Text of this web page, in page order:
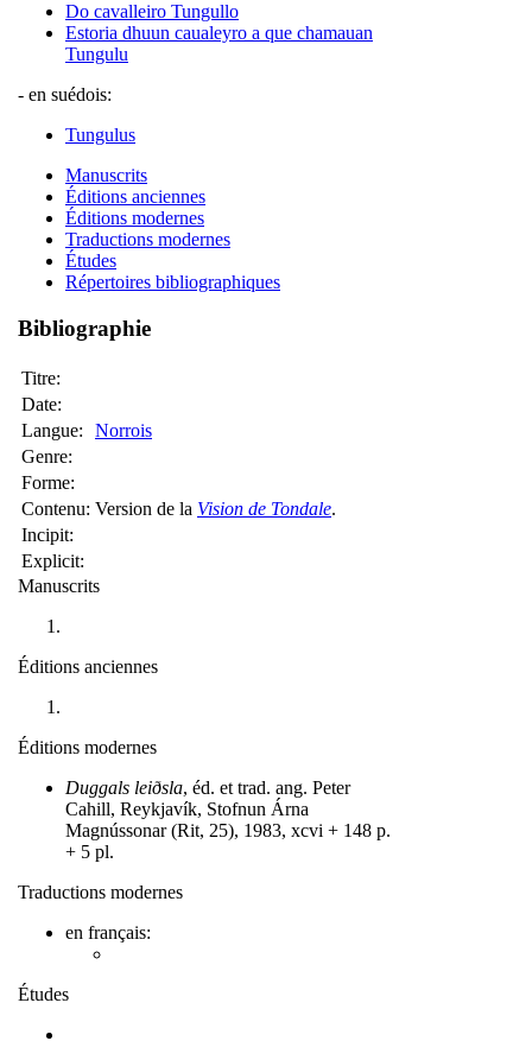
Do cavalleiro Tungullo
Estoria dhuun caualeyro a que chamauan
Tungulu
- en suédois:
Tungulus
Manuscrits
Éditions anciennes
Éditions modernes
Traductions modernes
Études
Répertoires bibliographiques
Bibliographie
Titre:
Date:
Langue:
Norrois
Genre:
Forme:
Contenu: Version de la Vision de Tondale.
Incipit:
Explicit:
Manuscrits
Éditions anciennes
Éditions modernes
Duggals leiðsla, éd. et trad. ang. Peter
Cahill, Reykjavík, Stofnun Árna
Magnússonar (Rit, 25), 1983, xcvi + 148 p.
+ 5 pl.
Traductions modernes
en français:
Études